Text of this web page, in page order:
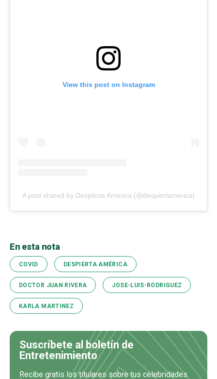
View this post on Instagram
A post shared by Despierta America (@despiertamerica)
En esta nota
COVID DESPIERTA AMÉRICA
DOCTOR JUAN RIVERA JOSE-LUIS-RODRIGUEZ
KARLA MARTINEZ
Suscríbete al boletín de
Entretenimiento
Recibe gratis los titulares sobre tus celebridades